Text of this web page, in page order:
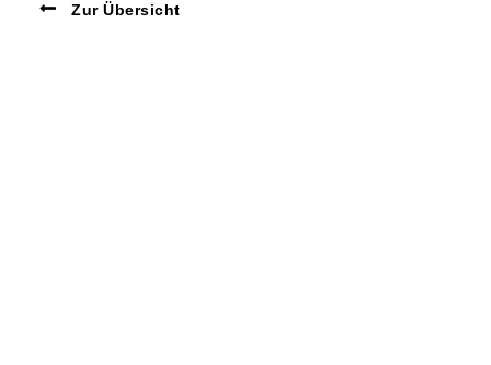
Zur Übersicht